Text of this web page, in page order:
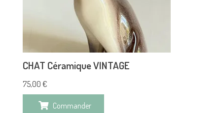
CHAT Céramique VINTAGE
75,00 €
Commander